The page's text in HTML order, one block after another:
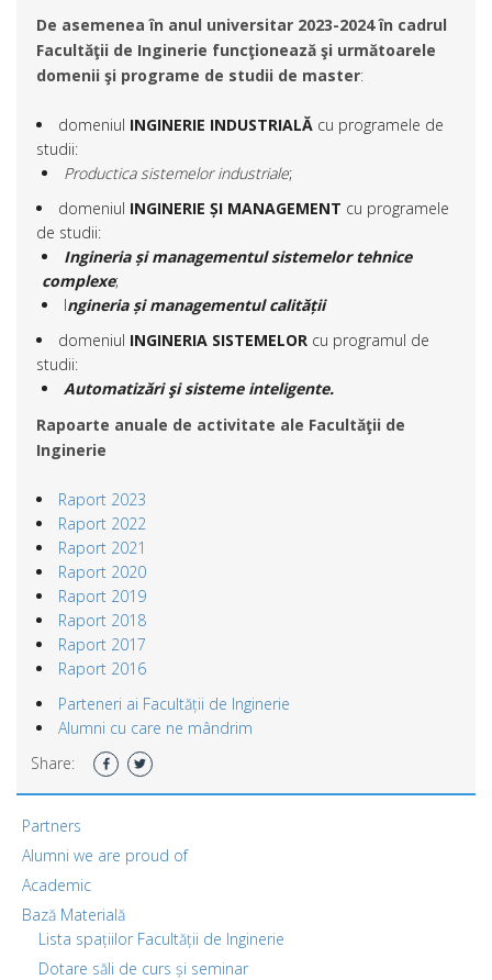
De asemenea în anul universitar 2023-2024 în cadrul
Facultăţii de Inginerie funcţionează şi următoarele
domenii şi programe de studii de master:
domeniul INGINERIE INDUSTRIALĂ cu programele de
studii:
Productica sistemelor industriale;
domeniul INGINERIE ȘI MANAGEMENT cu programele
de studii:
Ingineria și managementul sistemelor tehnice
complexe;
Ingineria și managementul calității
domeniul INGINERIA SISTEMELOR cu programul de
studii:
Automatizări şi sisteme inteligente.
Rapoarte anuale de activitate ale Facultăţii de
Inginerie
Raport 2023
Raport 2022
Raport 2021
Raport 2020
Raport 2019
Raport 2018
Raport 2017
Raport 2016
Parteneri ai Facultății de Inginerie
Alumni cu care ne mândrim
Share:
Partners
Alumni we are proud of
Academic
Bază Materială
Lista spațiilor Facultății de Inginerie
Dotare săli de curs și seminar